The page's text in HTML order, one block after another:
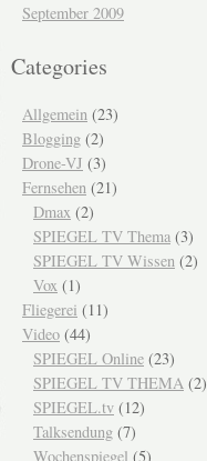
September 2009
Categories
Allgemein (23)
Blogging (2)
Drone-VJ (3)
Fernsehen (21)
Dmax (2)
SPIEGEL TV Thema (3)
SPIEGEL TV Wissen (2)
Vox (1)
Fliegerei (11)
Video (44)
SPIEGEL Online (23)
SPIEGEL TV THEMA (2)
SPIEGEL.tv (12)
Talksendung (7)
Wochenspiegel (5)